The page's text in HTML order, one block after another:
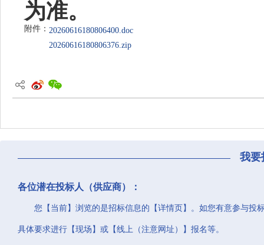
为准。
附件： 20260616180806400.doc
20260616180806376.zip
我要
各位潜在投标人（供应商）：
您【当前】浏览的是招标信息的【详情页】。如您有意参与投
具体要求进行【现场】或【线上（注意网址）】报名等。